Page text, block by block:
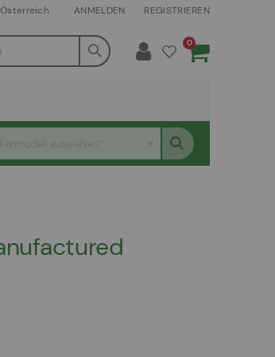
ANMELDEN REGISTRIEREN
Warenkorb
0Artikel